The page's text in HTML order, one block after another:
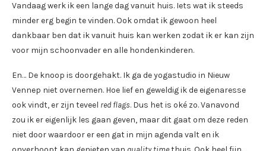
Vandaag werk ik een lange dag vanuit huis. Iets wat ik steeds
minder erg begin te vinden. Ook omdat ik gewoon heel
dankbaar ben dat ik vanuit huis kan werken zodat ik er kan zijn
voor mijn schoonvader en alle hondenkinderen.
En… De knoop is doorgehakt. Ik ga de yogastudio in Nieuw
Vennep niet overnemen. Hoe lief en geweldig ik de eigenaresse
ook vindt, er zijn teveel red flags. Dus het is oké zo. Vanavond
zou ik er eigenlijk les gaan geven, maar dit gaat om deze reden
niet door waardoor er een gat in mijn agenda valt en ik